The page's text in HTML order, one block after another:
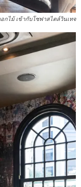
กไม้ เข้ากับโซฟาสไตล์วินเทจ